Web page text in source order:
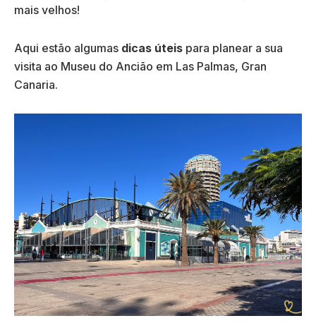
mais velhos!
Aqui estão algumas dicas úteis para planear a sua
visita ao Museu do Ancião em Las Palmas, Gran
Canaria.